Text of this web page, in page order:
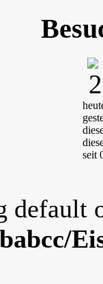
seit
default